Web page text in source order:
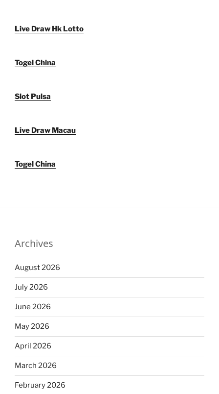
Live Draw Hk Lotto
Togel China
Slot Pulsa
Live Draw Macau
Togel China
Archives
August 2026
July 2026
June 2026
May 2026
April 2026
March 2026
February 2026